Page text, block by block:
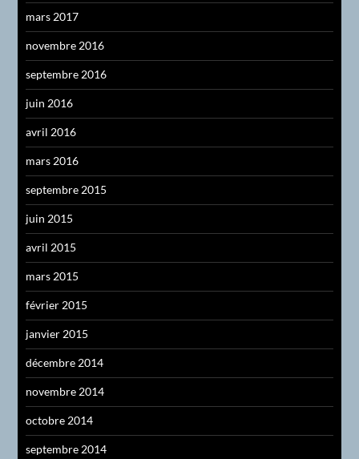
mars 2017
novembre 2016
septembre 2016
juin 2016
avril 2016
mars 2016
septembre 2015
juin 2015
avril 2015
mars 2015
février 2015
janvier 2015
décembre 2014
novembre 2014
octobre 2014
septembre 2014